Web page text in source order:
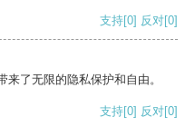
支持[0] 反对[0]
了无限的隐私保护和自由。
支持[0] 反对[0]